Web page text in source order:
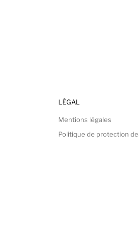
LÉGAL
Mentions légales
Politique de protection